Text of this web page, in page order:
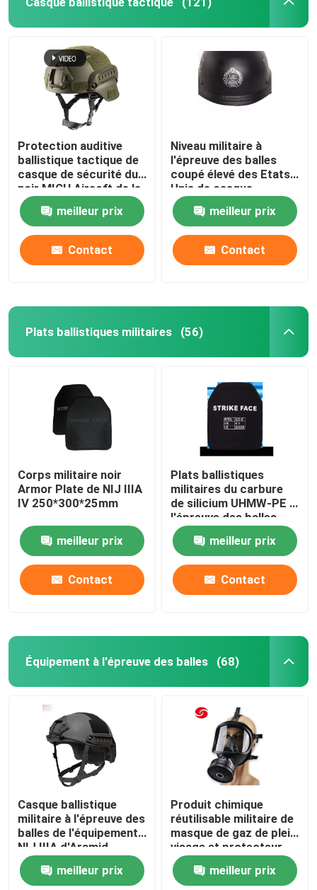
Protection auditive
ballistique tactique de
casque de sécurité du
noir MICH Airsoft de la
Chine Xinxing NIJ IIIA
meilleur prix
Contact
Niveau militaire à
l'épreuve des balles
coupé élevé des Etats-
Unis de casque
ballistique rapide du
niveau IIIA Aramid
meilleur prix
Contact
Plats ballistiques militaires (56)
Corps militaire noir
Armor Plate de NIJ IIIA
IV 250*300*25mm
meilleur prix
Contact
Plats ballistiques
militaires du carbure
de silicium UHMW-PE à
l'épreuve des balles
meilleur prix
Contact
Équipement à l'épreuve des balles (68)
Casque ballistique
militaire à l'épreuve des
balles de l'équipement
NIJ IIIA d'Aramid
meilleur prix
Produit chimique
réutilisable militaire de
masque de gaz de plein
visage et protecteur
biologique
meilleur prix